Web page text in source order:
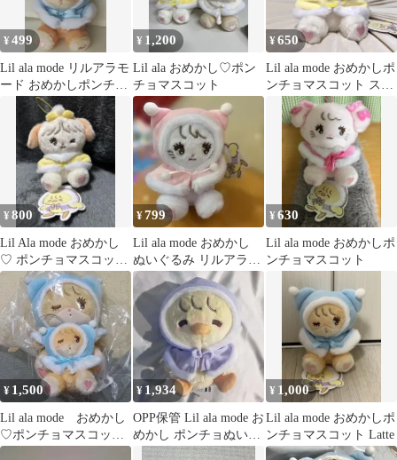
¥499
Lil ala mode リルアラモ
ード おめかしポンチョ
マスコット ラテ
¥ 1,200
Lil ala おめかし♡ポン
チョマスコット
¥650
Lil ala mode おめかしポ
ンチョマスコット スフ
¥800
Lil Ala mode おめかし
♡ ポンチョマスコット
スフレ
¥799
Lil ala mode おめかし
ぬいぐるみ リルアラモ
ード ムース
¥630
Lil ala mode おめかしポ
ンチョマスコット
¥ 1,500
Lil ala mode おめかし
♡ポンチョマスコッ
ト ぬいぐるみ ラテ
¥ 1,934
OPP保管 Lil ala mode お
めかし ポンチョぬいぐ
るみ パフ
¥ 1,000
Lil ala mode おめかしポ
ンチョマスコット Latte